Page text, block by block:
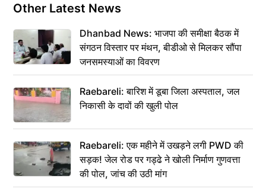
Other Latest News
Dhanbad News: भाजपा की समीक्षा बैठक में
संगठन विस्तार पर मंथन, बीडीओ से मिलकर सौंपा
जनसमस्याओं का विवरण
Raebareli: बारिश में डूबा जिला अस्पताल, जल
निकासी के दावों की खुली पोल
Raebareli: एक महीने में उखड़ने लगी PWD की
सड़क! जेल रोड पर गड्ढे ने खोली निर्माण गुणवत्ता
की पोल, जांच की उठी मांग